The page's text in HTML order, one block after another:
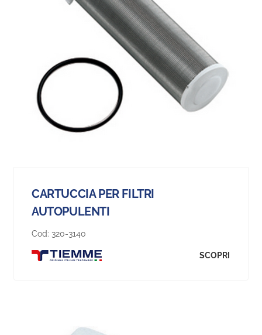
CARTUCCIA PER FILTRI
AUTOPULENTI
Cod: 320-3140
SCOPRI